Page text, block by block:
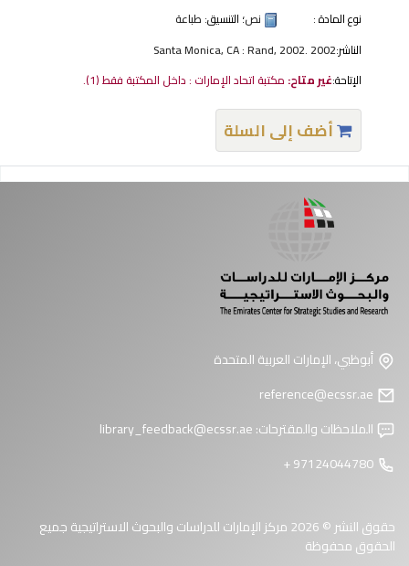
نوع المادة :
نص؛ التنسيق: طباعة
الناشر:Santa Monica, CA : Rand, 2002. 2002
الإتاحة:غير متاح: مكتبة اتحاد الإمارات : داخل المكتبة فقط(1).
أضف إلى السلة
أبوظبي، الإمارات العربية المتحدة
الملاحظات والمقترحات:library_feedback@ecssr.ae
حقوق النشر © 2026 مركز الإمارات للدراسات والبحوث الاستراتيجية جميع
الحقوق محفوظة